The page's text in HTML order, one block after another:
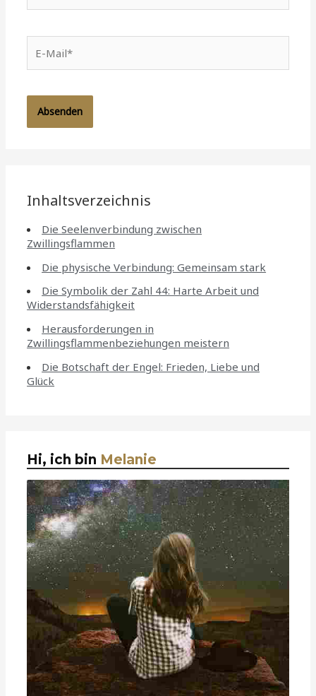
Mail*
Inhaltsverzeichnis
Die Seelenverbindung zwischen
Zwillingsflammen
Die physische Verbindung: Gemeinsam stark
Die Symbolik der Zahl 44: Harte Arbeit und
Widerstandsfähigkeit
Herausforderungen in
Zwillingsflammenbeziehungen meistern
Die Botschaft der Engel: Frieden, Liebe und
Glück
Hi, ich bin Melanie